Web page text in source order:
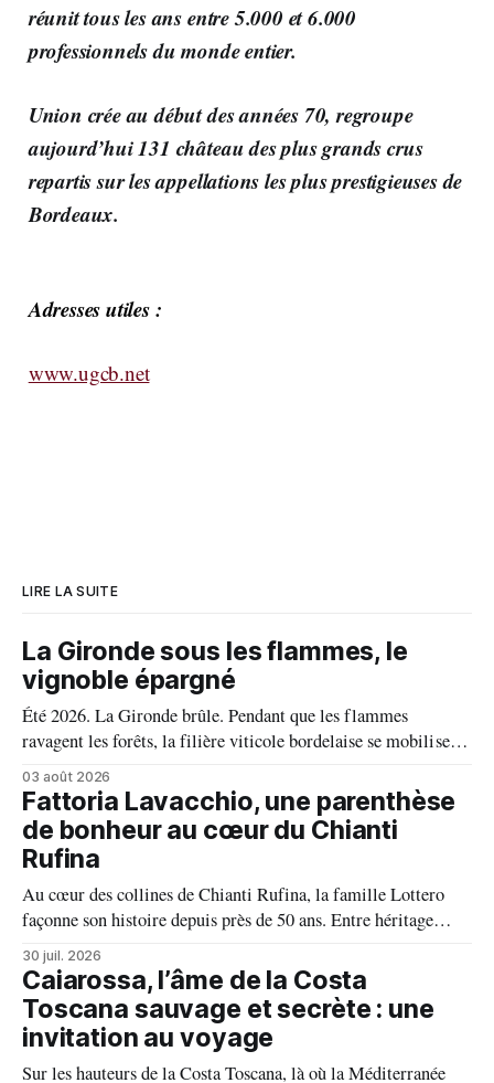
réunit tous les ans entre 5.000 et 6.000
professionnels du monde entier.
Union crée au début des années 70, regroupe
aujourd’hui 131 château des plus grands crus
repartis sur les appellations les plus prestigieuses de
Bordeaux.
Adresses utiles :
www.ugcb.net
LIRE LA SUITE
La Gironde sous les flammes, le
vignoble épargné
Été 2026. La Gironde brûle. Pendant que les flammes
ravagent les forêts, la filière viticole bordelaise se mobilise,
fait front commun et fait preuve d'une solidarité exemplaire
face aux incendies. Les vignes, sont épargnées et le millésime
s'annonce prometteur. Le feu n'aura pas eu le dernier mot.
03 août 2026
Fattoria Lavacchio, une parenthèse
de bonheur au cœur du Chianti
Rufina
Au cœur des collines de Chianti Rufina, la famille Lottero
façonne son histoire depuis près de 50 ans. Entre héritage
familial, exigence viticole et profond respect du terroir, le
domaine incarne une vision authentique du vin, où chaque
millésime raconte une terre, une passion et un art de vivre.
30 juil. 2026
Caiarossa, l’âme de la Costa
Toscana sauvage et secrète : une
invitation au voyage
Sur les hauteurs de la Costa Toscana, là où la Méditerranée